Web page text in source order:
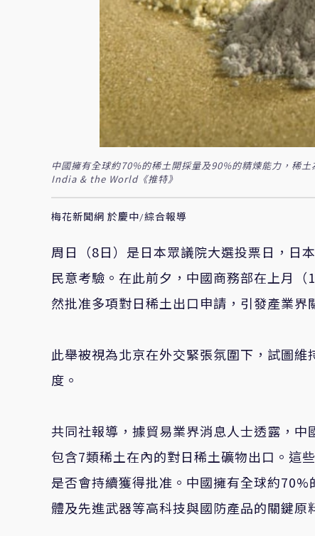
中國擁有全球約70%的稀土開採量及90%的精煉能力，稀
India & the World《推特》
梅花新聞網 於慶中/綜合報導
周日（8日）是日本眾議院大選投票日，日
民意考驗。在此前夕，中國商務部在上月
然批准多項對日稀土出口申請，引發產業界
此舉被視為北京在外交緊張氛圍下，試圖
度。
共同社報導，據貿易業界消息人士透露，
包含7類稀土在內的對日稀土礦物出口。這
是否會持續獲得批准。中國擁有全球約
體及先進武器等高科技與國防產品的關鍵原